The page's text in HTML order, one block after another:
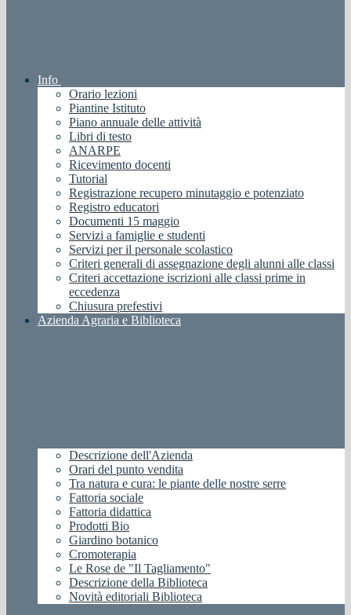
Info
Orario lezioni
Piantine Istituto
Piano annuale delle attività
Libri di testo
ANARPE
Ricevimento docenti
Tutorial
Registrazione recupero minutaggio e potenziato
Registro educatori
Documenti 15 maggio
Servizi a famiglie e studenti
Servizi per il personale scolastico
Criteri generali di assegnazione degli alunni alle classi
Criteri accettazione iscrizioni alle classi prime in
eccedenza
Chiusura prefestivi
Azienda Agraria e Biblioteca
Descrizione dell'Azienda
Orari del punto vendita
Tra natura e cura: le piante delle nostre serre
Fattoria sociale
Fattoria didattica
Prodotti Bio
Giardino botanico
Cromoterapia
Le Rose de "Il Tagliamento"
Descrizione della Biblioteca
Novità editoriali Biblioteca